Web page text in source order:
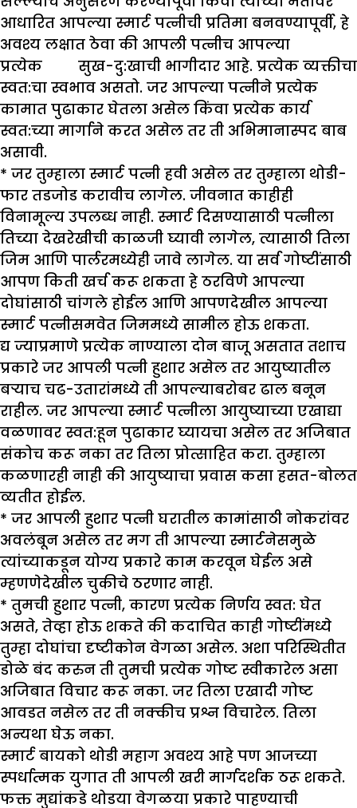
आधारित आपल्या स्मार्ट पत्नीची प्रतिमा बनवण्यापूर्वी, हे
अवश्य लक्षात ठेवा की आपली पत्नीच आपल्या
प्रत्येक सुख-दु:खाची भागीदार आहे. प्रत्येक व्यक्तीचा
स्वत:चा स्वभाव असतो. जर आपल्या पत्नीने प्रत्येक
कामात पुढाकार घेतला असेल किंवा प्रत्येक कार्य
स्वत:च्या मार्गाने करत असेल तर ती अभिमानास्पद बाब
असावी.
* जर तुम्हाला स्मार्ट पत्नी हवी असेल तर तुम्हाला थोडी-
फार तडजोड करावीच लागेल. जीवनात काहीही
विनामूल्य उपलब्ध नाही. स्मार्ट दिसण्यासाठी पत्नीला
तिच्या देखरेखीची काळजी घ्यावी लागेल, त्यासाठी तिला
जिम आणि पार्लरमध्येही जावे लागेल. या सर्व गोष्टींसाठी
आपण किती खर्च करू शकता हे ठरविणे आपल्या
दोघांसाठी चांगले होईल आणि आपणदेखील आपल्या
स्मार्ट पत्नीसमवेत जिममध्ये सामील होऊ शकता.
द्य ज्याप्रमाणे प्रत्येक नाण्याला दोन बाजू असतात तशाच
प्रकारे जर आपली पत्नी हुशार असेल तर आयुष्यातील
बऱ्याच चढ-उतारांमध्ये ती आपल्याबरोबर ढाल बनून
राहील. जर आपल्या स्मार्ट पत्नीला आयुष्याच्या एखाद्या
वळणावर स्वत:हून पुढाकार घ्यायचा असेल तर अजिबात
संकोच करू नका तर तिला प्रोत्साहित करा. तुम्हाला
कळणारही नाही की आयुष्याचा प्रवास कसा हसत-बोलत
व्यतीत होईल.
* जर आपली हुशार पत्नी घरातील कामांसाठी नोकरांवर
अवलंबून असेल तर मग ती आपल्या स्मार्टनेसमुळे
त्यांच्याकडून योग्य प्रकारे काम करवून घेईल असे
म्हणणेदेखील चुकीचे ठरणार नाही.
* तुमची हुशार पत्नी, कारण प्रत्येक निर्णय स्वत: घेत
असते, तेव्हा होऊ शकते की कदाचित काही गोष्टींमध्ये
तुम्हा दोघांचा दृष्टीकोन वेगळा असेल. अशा परिस्थितीत
डोळे बंद करुन ती तुमची प्रत्येक गोष्ट स्वीकारेल असा
अजिबात विचार करू नका. जर तिला एखादी गोष्ट
आवडत नसेल तर ती नक्कीच प्रश्न विचारेल. तिला
अन्यथा घेऊ नका.
स्मार्ट बायको थोडी महाग अवश्य आहे पण आजच्या
स्पर्धात्मक युगात ती आपली खरी मार्गदर्शक ठरू शकते.
फक्त मुद्यांकडे थोडया वेगळया प्रकारे पाहण्याची